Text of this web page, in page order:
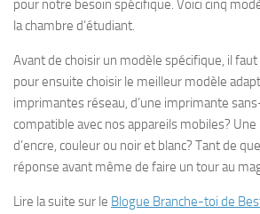
pour notre besoin spécifique. Voici cinq
la chambre d’étudiant.
Avant de choisir un modèle spécifique, il
pour ensuite choisir le meilleur modèle
imprimantes réseau, d’une imprimante
compatible avec nos appareils mobiles?
d’encre, couleur ou noir et blanc? Tant de
réponse avant même de faire un tour au
Lire la suite sur le Blogue Branche-toi de